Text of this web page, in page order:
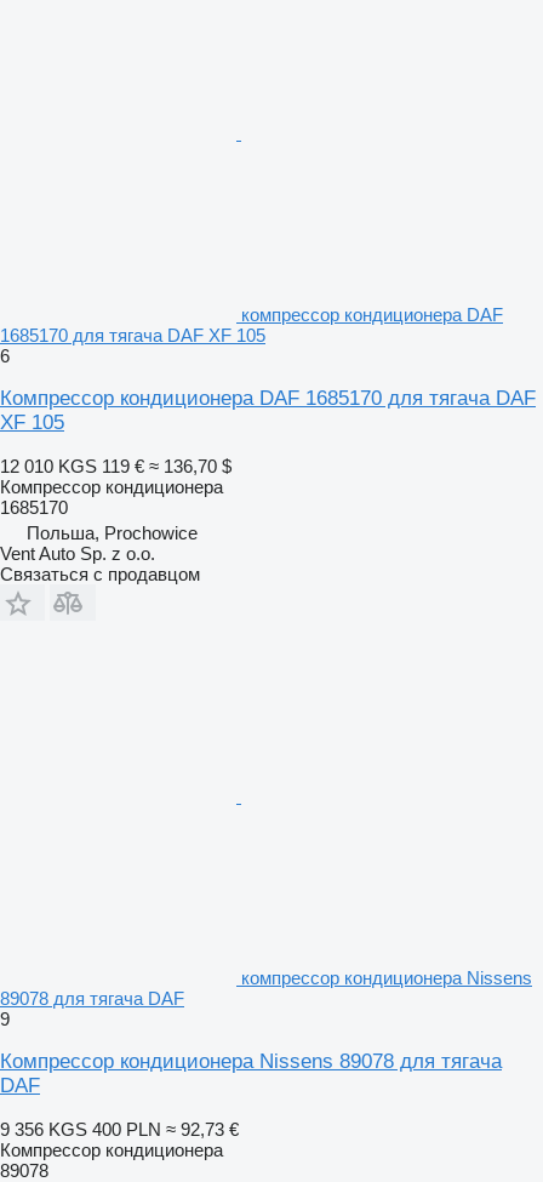
компрессор кондиционера DAF
1685170 для тягача DAF XF 105
6
Компрессор кондиционера DAF 1685170 для тягача DAF
XF 105
12 010 KGS 119 € ≈ 136,70 $
Компрессор кондиционера
1685170
Польша, Prochowice
Vent Auto Sp. z o.o.
Связаться с продавцом
компрессор кондиционера Nissens
89078 для тягача DAF
9
Компрессор кондиционера Nissens 89078 для тягача
DAF
9 356 KGS 400 PLN ≈ 92,73 €
Компрессор кондиционера
89078